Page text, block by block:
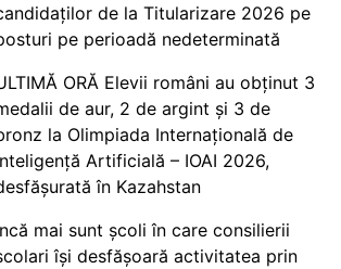
de la Titularizare 2026 pe
pe perioadă nedeterminată
ORĂ Elevii români au obținut 3
de aur, 2 de argint și 3 de
la Olimpiada Internațională de
Artificială – IOAI 2026,
în Kazahstan
mai sunt școli în care consilierii
își desfășoară activitatea prin